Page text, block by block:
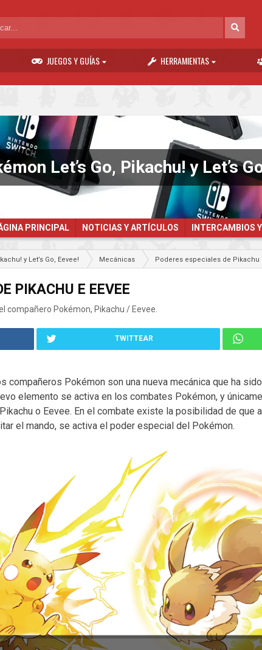
JUEGOS Y GUÍAS HERRAMIENTAS
Let’s Go, Pikachu! y Let’s
PRINCIPAL NOTICIAS Y ARTÍCULOS INTERCAMBIOS
y Let’s Go, Eevee! Mecánicas Poderes especiales de Pikachu
PIKACHU E EEVEE
compañero Pokémon, Pikachu / Eevee.
TWITTEAR
compañeros Pokémon son una nueva mecánica que ha
elemento se activa en los combates Pokémon, y
o Eevee. En el combate existe la posibilidad de que
el mando, se activa el poder especial del Pokémon.